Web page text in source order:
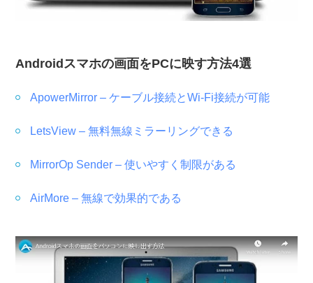
Androidスマホの画面をPCに映す方法4選
ApowerMirror – ケーブル接続とWi-Fi接続が可能
LetsView – 無料無線ミラーリングできる
MirrorOp Sender – 使いやすく制限がある
AirMore – 無線で効果的である